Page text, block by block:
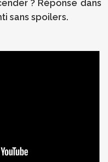
? Réponse dans
sans spoilers.